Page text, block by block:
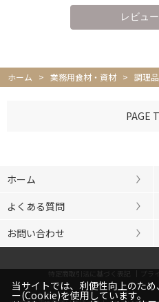
ホーム > 業務用食材・資材 > 調理品
PAGE
ホーム
よくある質問
お問い合わせ
特定商取引法に基づく表記 プラ
当サイトでは、利便性向上のため
ー(Cookie)を使用しています。